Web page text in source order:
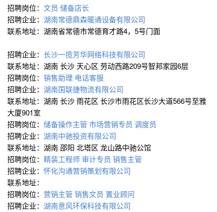
招聘岗位： 文员 储备店长
招聘企业： 湖南常德鼎森暖通设备有限公司
联系地址：湖南省常德市常德育才路4，5号门面
招聘企业： 长沙一揽芳华网络科技有限公司
联系地址：湖南 长沙 天心区 劳动西路209号智邦家园6层
招聘岗位： 销售助理 电话客服
招聘企业： 湖南国联捷物流有限公司
联系地址：湖南 长沙 雨花区 长沙市雨花区长沙大道566号至雅
大厦901室
招聘岗位： 储备操作主管 市场营销专员 调度员
招聘企业： 湖南中驰投资有限公司
联系地址：湖南 邵阳 北塔区 龙山路中驰公馆
招聘岗位： 精装工程师 审计专员 销售主管
招聘企业： 怀化沟通营销策划有限公司
联系地址：
招聘岗位： 营销主管 销售文员 置业顾问
招聘企业： 湖南意风环保科技有限公司